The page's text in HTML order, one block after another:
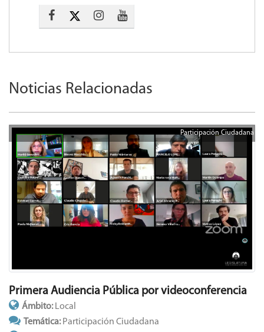
Noticias Relacionadas
Participación Ciudadana
Primera Audiencia Pública por videoconferencia
Ámbito: Local
Temática: Participación Ciudadana